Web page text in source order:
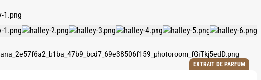
EXTRAIT DE PARFUM